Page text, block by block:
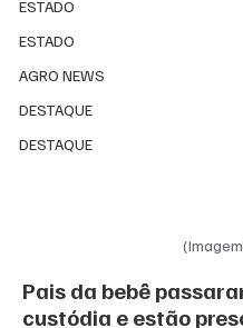
ESTADO
ESTADO
AGRO NEWS
DESTAQUE
DESTAQUE
Pais da bebê
custódia e estão